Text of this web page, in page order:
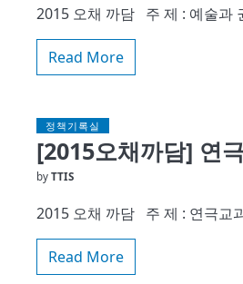
2015 오채 까담 주 제 : 예술과
Read More
정책기록실
[2015오채까담] 연
by TTIS
2015 오채 까담 주 제 : 연극교
Read More